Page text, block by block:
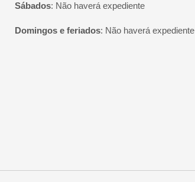
Sábados: Não haverá expediente
Domingos e feriados: Não haverá expediente